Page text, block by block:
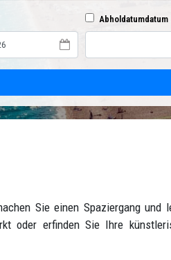
Abholdatumdatum
Sie einen Spaziergang und
oder erfinden Sie Ihre